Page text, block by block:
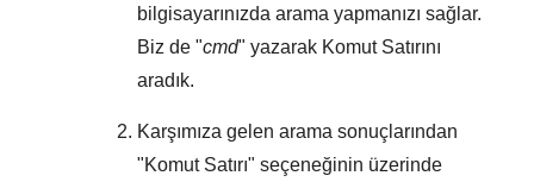
bilgisayarınızda arama yapmanızı sağlar.
Biz de "cmd" yazarak Komut Satırını
aradık.
Karşımıza gelen arama sonuçlarından
"Komut Satırı" seçeneğinin üzerinde